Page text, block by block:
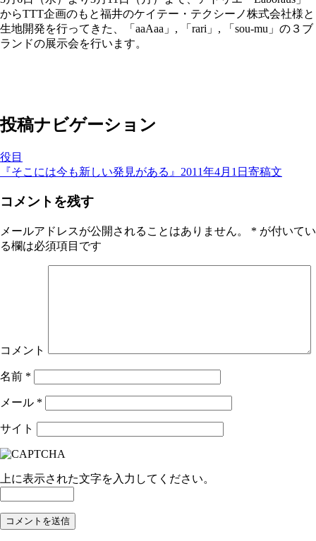
からTTT企画のもと福井のケイテー・ テクシーノ株式会社様と
生地開発を行ってきた、「aaAaa」, 「rari」, 「sou-mu」の３ブ
ランドの展示会を行います。
投稿ナビゲーション
役目
『そこには今も新しい発見がある』2011年4月1日寄稿文
コメントを残す
メールアドレスが公開されることはありません。 * が付いてい
る欄は必須項目です
コメント
名前 *
メール *
サイト
上に表示された文字を入力してください。